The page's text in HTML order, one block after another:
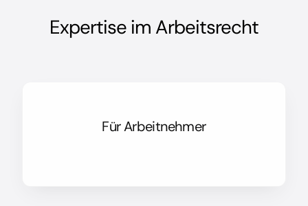
Expertise im Arbeitsrecht
Für Arbeitnehmer